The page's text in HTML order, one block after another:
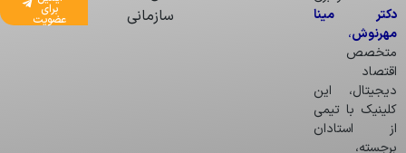
دکتر مینا
مهرنوش،
متخصص
اقتصاد
دیجیتال، این
کلینیک با تیمی
از استادان
برجسته،
سازمانی
برای
عضویت